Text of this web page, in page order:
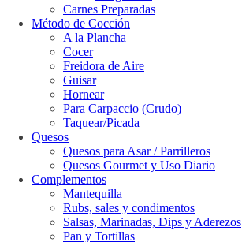
Carnes Preparadas
Método de Cocción
A la Plancha
Cocer
Freidora de Aire
Guisar
Hornear
Para Carpaccio (Crudo)
Taquear/Picada
Quesos
Quesos para Asar / Parrilleros
Quesos Gourmet y Uso Diario
Complementos
Mantequilla
Rubs, sales y condimentos
Salsas, Marinadas, Dips y Aderezos
Pan y Tortillas